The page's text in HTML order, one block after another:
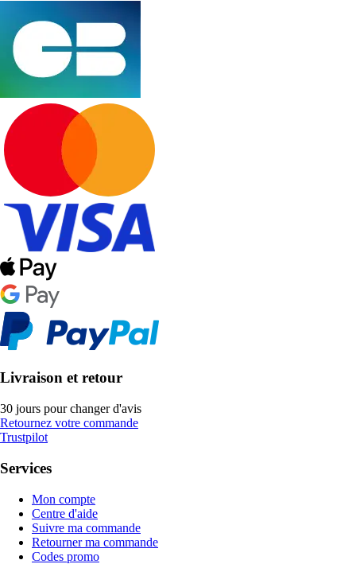
Livraison et retour
30 jours pour changer d'avis
Retournez votre commande
Trustpilot
Services
Mon compte
Centre d'aide
Suivre ma commande
Retourner ma commande
Codes promo